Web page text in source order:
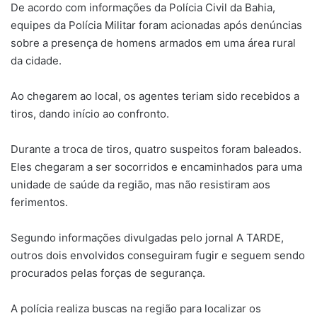
De acordo com informações da Polícia Civil da Bahia,
equipes da Polícia Militar foram acionadas após denúncias
sobre a presença de homens armados em uma área rural
da cidade.
Ao chegarem ao local, os agentes teriam sido recebidos a
tiros, dando início ao confronto.
Durante a troca de tiros, quatro suspeitos foram baleados.
Eles chegaram a ser socorridos e encaminhados para uma
unidade de saúde da região, mas não resistiram aos
ferimentos.
Segundo informações divulgadas pelo jornal A TARDE,
outros dois envolvidos conseguiram fugir e seguem sendo
procurados pelas forças de segurança.
A polícia realiza buscas na região para localizar os